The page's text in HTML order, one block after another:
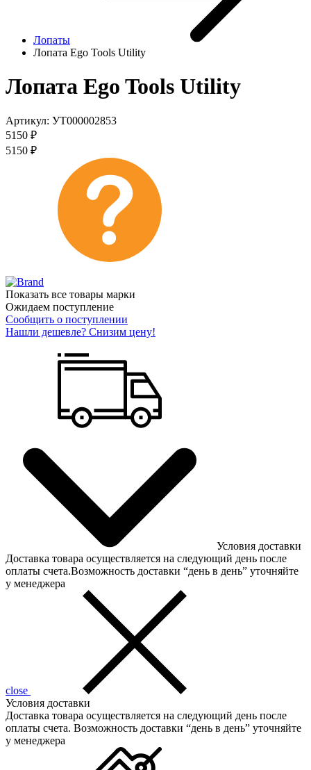
Лопаты
Лопата Ego Tools Utility
Лопата Ego Tools Utility
Артикул: УТ000002853
5150 ₽
5150 ₽
Показать все товары марки
Ожидаем поступление
Сообщить о поступлении
Нашли дешевле? Снизим цену!
Условия доставки
Доставка товара осуществляется на следующий день после
оплаты счета.Возможность доставки “день в день” уточняйте
у менеджера
close
Условия доставки
Доставка товара осуществляется на следующий день после
оплаты счета. Возможность доставки “день в день” уточняйте
у менеджера